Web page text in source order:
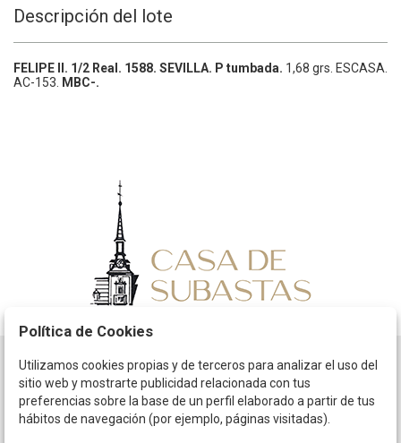
Descripción del lote
FELIPE II. 1/2 Real. 1588. SEVILLA. P tumbada. 1,68 grs. ESCASA.
AC-153. MBC-.
Horario
La empresa
Términos y condiciones
Política de Cookies
Utilizamos cookies propias y de terceros para analizar el uso del
sitio web y mostrarte publicidad relacionada con tus
preferencias sobre la base de un perfil elaborado a partir de tus
hábitos de navegación (por ejemplo, páginas visitadas).